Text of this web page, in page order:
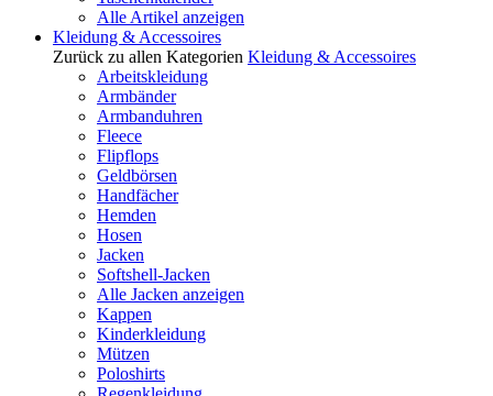
Alle Artikel anzeigen
Kleidung & Accessoires
Zurück zu allen Kategorien Kleidung & Accessoires
Arbeitskleidung
Armbänder
Armbanduhren
Fleece
Flipflops
Geldbörsen
Handfächer
Hemden
Hosen
Jacken
Softshell-Jacken
Alle Jacken anzeigen
Kappen
Kinderkleidung
Mützen
Poloshirts